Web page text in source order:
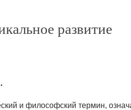
развитие
и философский термин,